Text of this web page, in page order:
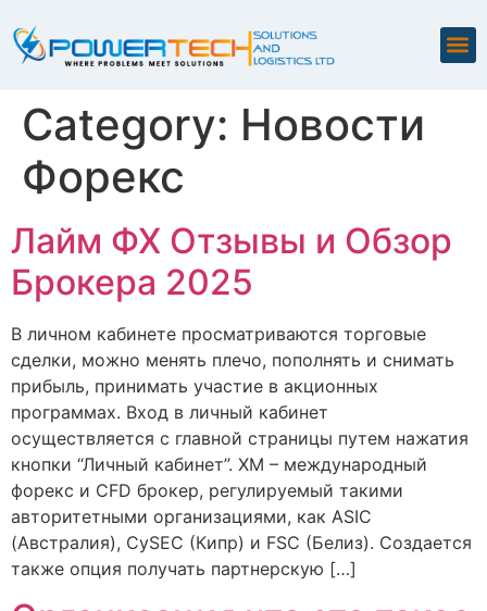
Category: Новости
Форекс
Лайм ФХ Отзывы и Обзор
Брокера 2025
В личном кабинете просматриваются торговые
сделки, можно менять плечо, пополнять и снимать
прибыль, принимать участие в акционных
программах. Вход в личный кабинет
осуществляется с главной страницы путем нажатия
кнопки “Личный кабинет”. XM – международный
форекс и CFD брокер, регулируемый такими
авторитетными организациями, как ASIC
(Австралия), CySEC (Кипр) и FSC (Белиз). Создается
также опция получать партнерскую […]